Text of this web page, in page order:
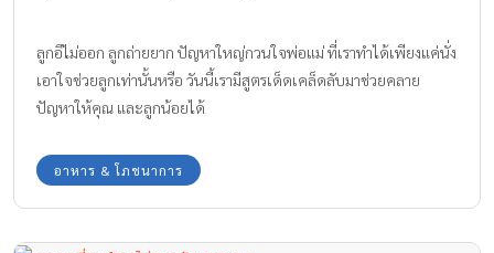
ลูกอึไม่ออก ลูกถ่ายยาก ปัญหาใหญ่กวนใจพ่อแม่ ที่เราทำได้เพียงแค่นั่ง
เอาใจช่วยลูกเท่านั้นหรือ วันนี้เรามีสูตรเด็ดเคล็ดลับมาช่วยคลาย
ปัญหาให้คุณ และลูกน้อยได้
อาหาร & โภชนาการ